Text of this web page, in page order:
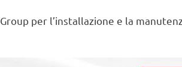
per l’installazione e la